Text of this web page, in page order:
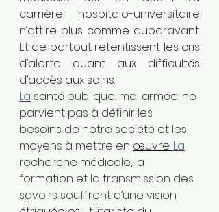
carrière hospitalo-universitaire
n’attire plus comme auparavant.
Et de partout retentissent les cris
d’alerte quant aux difficultés
d’accès aux soins.
La santé publique, mal armée, ne
parvient pas à définir les
besoins de notre société et les
moyens à mettre en œuvre. La
recherche médicale, la
formation et la transmission des
savoirs souffrent d’une vision